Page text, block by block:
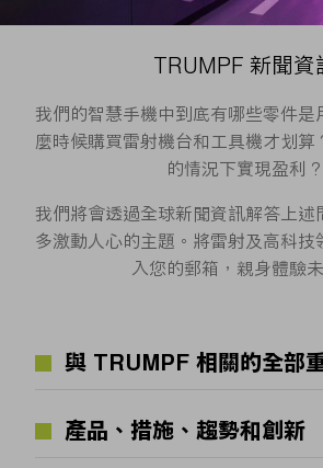
TRUMPF 新聞資
我們的智慧手機中到底有哪些零件是
麼時候購買雷射機台和工具機才划算
的情況下實現盈利？
我們將會透過全球新聞資訊解答上述
多激動人心的主題。將雷射及高科技
入您的郵箱，親身體驗未
與 TRUMPF 相關的全部
產品、措施、趨勢和創新